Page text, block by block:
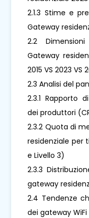
2.1.3 Stime e
Gateway
2.2
Gateway
2015 VS 2023 VS
2.3 Analisi del
2.3.1 Rapporto
dei produttori
2.3.2 Quota di
residenziale per
e Livello 3)
2.3.3
gateway
2.4 Tendenze
dei gateway WiFi